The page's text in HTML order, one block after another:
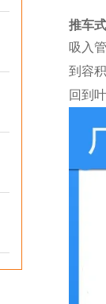
推车
吸入
到容
回到